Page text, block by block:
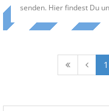
senden. Hier findest Du
1